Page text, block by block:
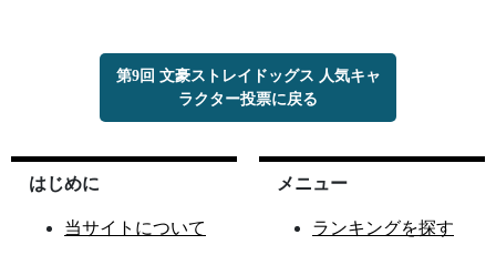
第9回 文豪ストレイドッグス 人気キャ
ラクター投票に戻る
はじめに
当サイトについて
メニュー
ランキングを探す